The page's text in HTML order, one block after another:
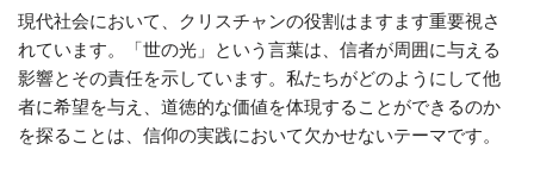
現代社会において、クリスチャンの役割はますます重要視さ
れています。「世の光」という言葉は、信者が周囲に与える
影響とその責任を示しています。私たちがどのようにして他
者に希望を与え、道徳的な価値を体現することができるのか
を探ることは、信仰の実践において欠かせないテーマです。